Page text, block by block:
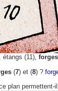
, étangs (11), forges
(7) et (8) ?
plan permettent-